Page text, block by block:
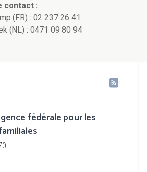
contact :
(FR) : 02 237 26 41
(NL) : 0471 09 80 94
fédérale pour les